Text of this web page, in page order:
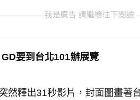
我是廣告 請繼續往下閱讀
要到台北101辦展覽
然釋出31秒影片，封面圖畫著